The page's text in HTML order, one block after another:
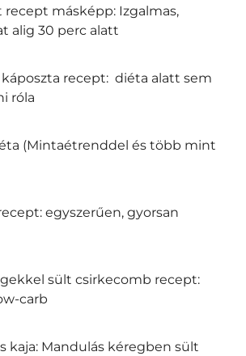
recept másképp: Izgalmas,
alig 30 perc alatt
recept: diéta alatt sem
róla
(Mintaétrenddel és több mint
egyszerűen, gyorsan
sült csirkecomb recept:
carb
kaja: Mandulás kéregben sült